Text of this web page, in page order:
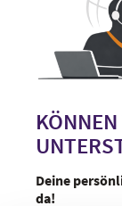
Deine
da!